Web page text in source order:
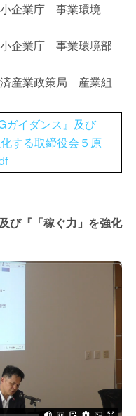
企業庁 事業環境
企業庁 事業環境部
産業政策局 産業組
ガイダンス』及び
する取締役会５原
び『「稼ぐ力」を強化